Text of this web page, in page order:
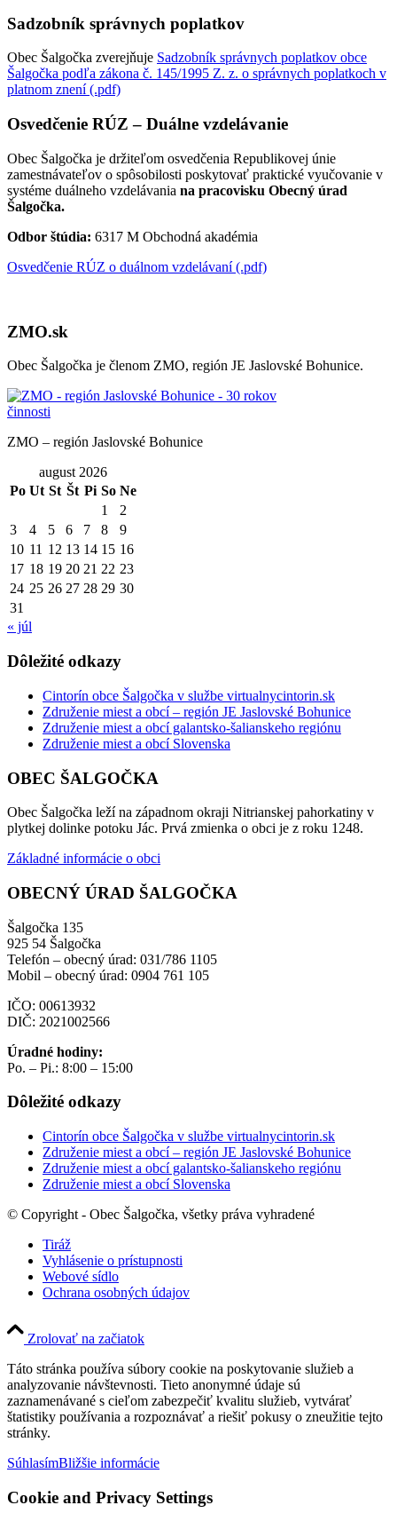
Sadzobník správnych poplatkov
Obec Šalgočka zverejňuje Sadzobník správnych poplatkov obce
Šalgočka podľa zákona č. 145/1995 Z. z. o správnych poplatkoch v
platnom znení (.pdf)
Osvedčenie RÚZ – Duálne vzdelávanie
Obec Šalgočka je držiteľom osvedčenia Republikovej únie
zamestnávateľov o spôsobilosti poskytovať praktické vyučovanie v
systéme duálneho vzdelávania na pracovisku Obecný úrad
Šalgočka.
Odbor štúdia: 6317 M Obchodná akadémia
Osvedčenie RÚZ o duálnom vzdelávaní (.pdf)
ZMO.sk
Obec Šalgočka je členom ZMO, región JE Jaslovské Bohunice.
ZMO – región Jaslovské Bohunice
august 2026
Po Ut St Št Pi So Ne
1
2
3
4 5 6 7 8
9
10 11 12 13 14 15 16
17 18 19 20 21 22 23
24 25 26 27 28 29 30
31
« júl
Dôležité odkazy
Cintorín obce Šalgočka v službe virtualnycintorin.sk
Združenie miest a obcí – región JE Jaslovské Bohunice
Združenie miest a obcí galantsko-šalianskeho regiónu
Združenie miest a obcí Slovenska
OBEC ŠALGOČKA
Obec Šalgočka leží na západnom okraji Nitrianskej pahorkatiny v
plytkej dolinke potoku Jác. Prvá zmienka o obci je z roku 1248.
Základné informácie o obci
OBECNÝ ÚRAD ŠALGOČKA
Šalgočka 135
925 54 Šalgočka
Telefón – obecný úrad: 031/786 1105
Mobil – obecný úrad: 0904 761 105
IČO: 00613932
DIČ: 2021002566
Úradné hodiny:
Po. – Pi.: 8:00 – 15:00
Dôležité odkazy
Cintorín obce Šalgočka v službe virtualnycintorin.sk
Združenie miest a obcí – región JE Jaslovské Bohunice
Združenie miest a obcí galantsko-šalianskeho regiónu
Združenie miest a obcí Slovenska
© Copyright - Obec Šalgočka, všetky práva vyhradené
Tiráž
Vyhlásenie o prístupnosti
Webové sídlo
Ochrana osobných údajov
Zrolovať na začiatok
Táto stránka používa súbory cookie na poskytovanie služieb a
analyzovanie návštevnosti. Tieto anonymné údaje sú
zaznamenávané s cieľom zabezpečiť kvalitu služieb, vytvárať
štatistiky používania a rozpoznávať a riešiť pokusy o zneužitie tejto
stránky.
SúhlasímBližšie informácie
Cookie and Privacy Settings